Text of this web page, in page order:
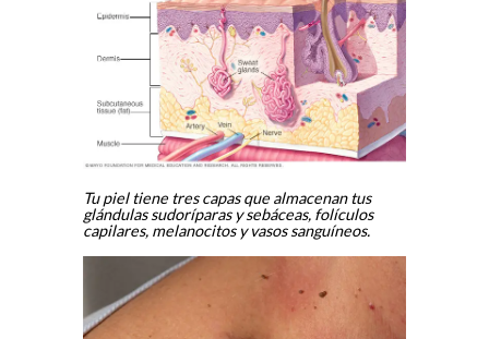
Tu piel tiene tres capas que almacenan tus
glándulas sudoríparas y sebáceas, folículos
capilares, melanocitos y vasos sanguíneos.